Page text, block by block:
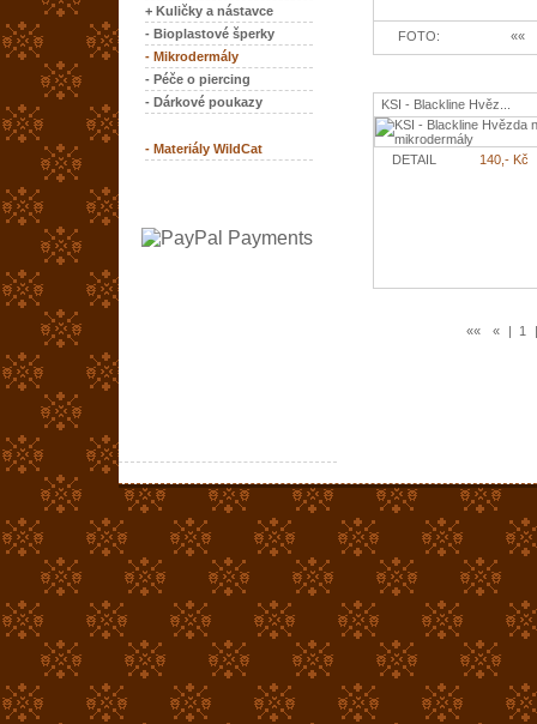
+ Kuličky a nástavce
- Bioplastové šperky
- Mikrodermály
- Péče o piercing
- Dárkové poukazy
- Materiály WildCat
FOTO: ««
KSI - Blackline Hvěz...
DETAIL 140,- Kč
«« « | 1 |